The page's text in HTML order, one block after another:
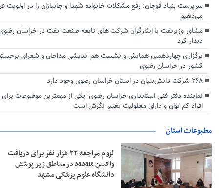
سرپرست بنیاد قوچان: رفع مشکلات خانواده شهدا و جانبازان را در اولویت
می‎‌دهیم
مشاور وزیرنفت با ایثارگران شرکت های تابعه صنعت نفت در خراسان
دیدار کرد
برگزاری چهاردهمین همایش و نشست هم اندیشی مداحان و شعرای
کشور در خراسان رضوی
۲۶۸ شرکت دانش‌بنیان در استان خراسان رضوی وجود دارد
نماینده دفتر فنی استانداری خراسان رضوی: یکی از مهمترین موضوعات برای
افراد کم توان و دارای معلولیت تغییر نگرش است
مطبوعات استان
لزوم مراجعه ۳۲ هزار نفر برای دریافت
واکسن MMR در مناطق زیر پوشش
دانشگاه علوم پزشکی مشهد